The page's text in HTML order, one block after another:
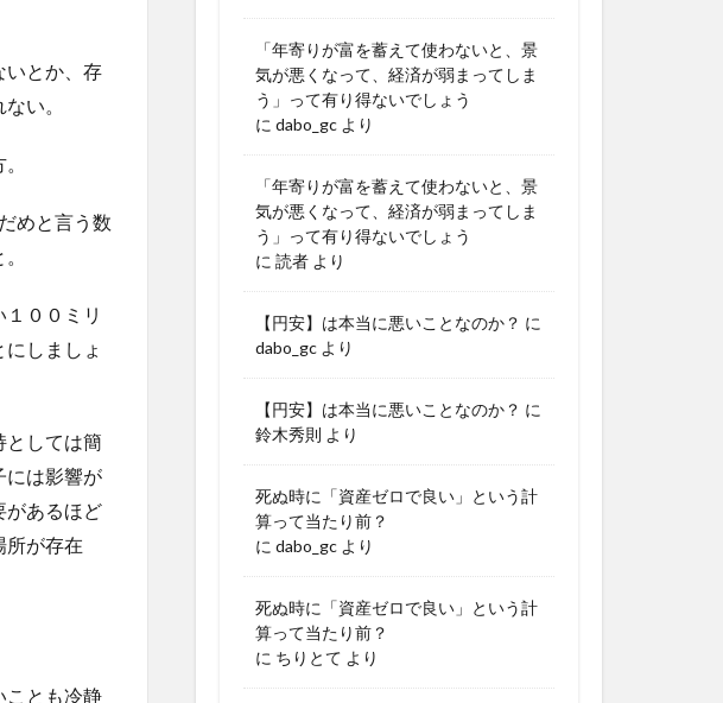
いとか、存
い。
めと言う数
００ミリ
しましょ
としては簡
には影響が
があるほど
所が存在
ことも冷静
「年寄りが富を蓄えて使わないと、景
気が悪くなって、経済が弱まってしま
う」って有り得ないでしょう
に dabo_gc より
「年寄りが富を蓄えて使わないと、景
気が悪くなって、経済が弱まってしま
う」って有り得ないでしょう
に 読者 より
【円安】は本当に悪いことなのか？ に
dabo_gc より
【円安】は本当に悪いことなのか？ に
鈴木秀則 より
死ぬ時に「資産ゼロで良い」という計
算って当たり前？
に dabo_gc より
死ぬ時に「資産ゼロで良い」という計
算って当たり前？
に ちりとて より